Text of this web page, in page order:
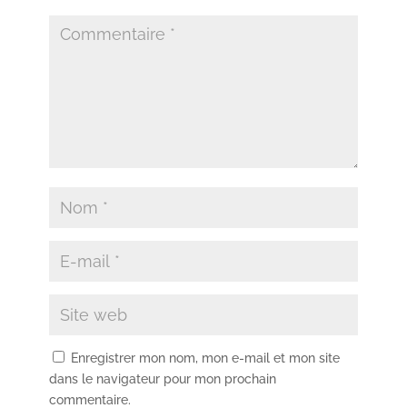
Enregistrer mon nom, mon e-mail et mon site
dans le navigateur pour mon prochain
commentaire.